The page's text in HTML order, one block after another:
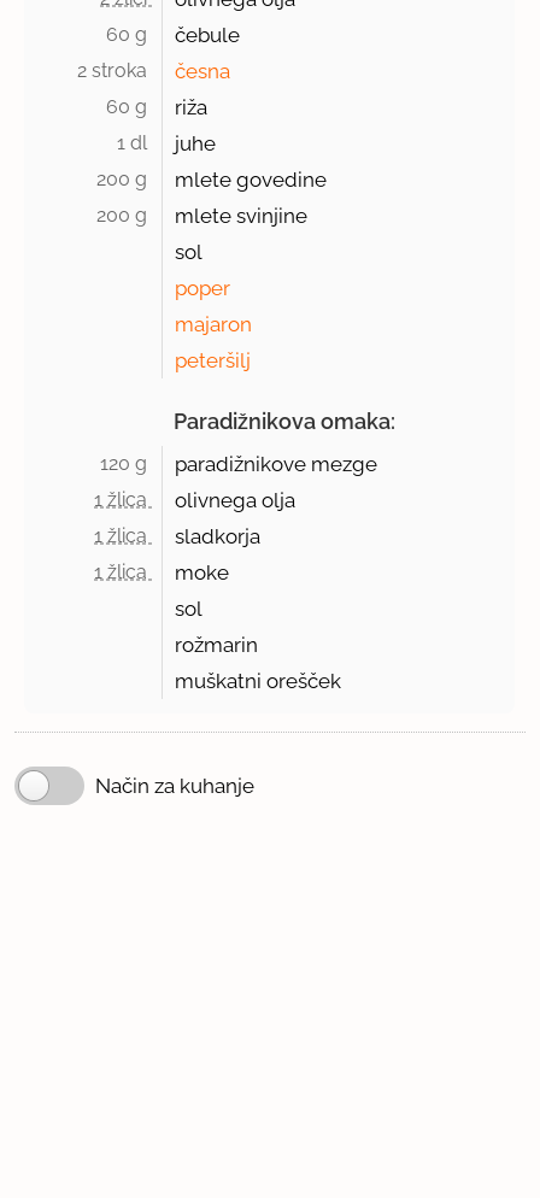
60 g čebule
2 stroka česna
60 g riža
1 dl juhe
200 g mlete govedine
200 g
mlete svinjine
sol
poper
majaron
peteršilj
Paradižnikova omaka:
120 g paradižnikove mezge
1 žlica olivnega olja
1 žlica sladkorja
1 žlica
moke
sol
rožmarin
muškatni orešček
Način za kuhanje